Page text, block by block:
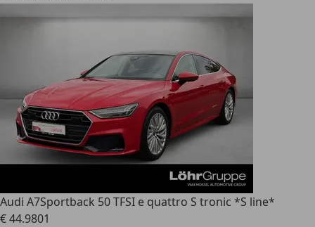
Audi A7Sportback 50 TFSI e quattro S tronic *S line*
€ 44.9801